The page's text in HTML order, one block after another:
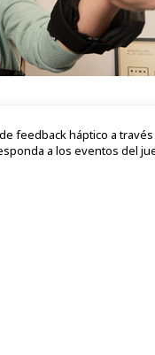
feedback háptico a
a los eventos del